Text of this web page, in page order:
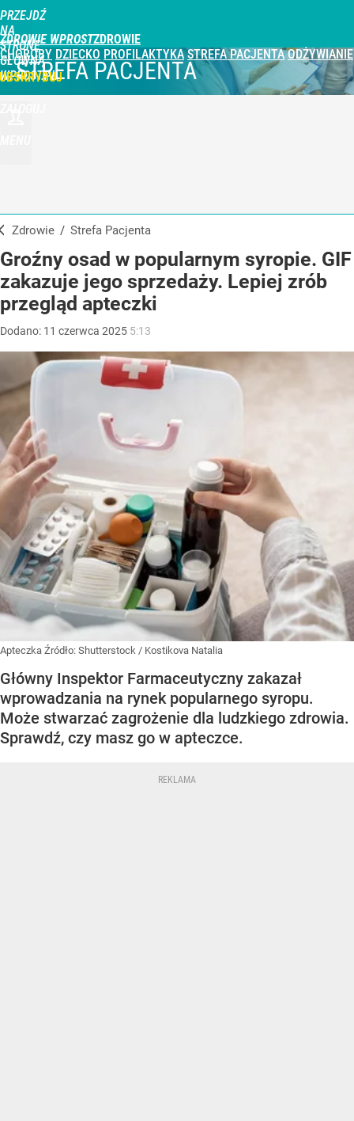
PRZEJDŹ
NA
STRONĘ
GŁÓWNĄ
WPROST.PL
ZDROWIE WPROST
CHOROBY DZIECKO PROFILAKTYKA STREFA PACJENTA ODŻYWIANIE
STREFA PACJENTA
Zdrowie / Strefa Pacjenta
Groźny osad w popularnym syropie. GIF
zakazuje jego sprzedaży. Lepiej zrób
przegląd apteczki
Dodano: 11 czerwca 2025 5:13
Apteczka Źródło: Shutterstock / Kostikova Natalia
Główny Inspektor Farmaceutyczny zakazał
wprowadzania na rynek popularnego syropu.
Może stwarzać zagrożenie dla ludzkiego zdrowia.
Sprawdź, czy masz go w apteczce.